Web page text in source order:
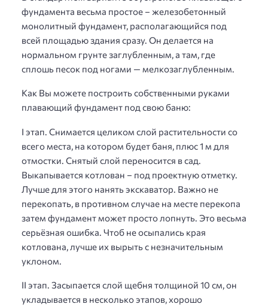
фундамента весьма простое – железобетонный
монолитный фундамент, располагающийся под
всей площадью здания сразу. Он делается на
нормальном грунте заглубленным, а там, где
сплошь песок под ногами — мелкозаглубленным.
Как Вы можете построить собственными руками
плавающий фундамент под свою баню:
I этап. Снимается целиком слой растительности со
всего места, на котором будет баня, плюс 1 м для
отмостки. Снятый слой переносится в сад.
Выкапывается котлован – под проектную отметку.
Лучше для этого нанять экскаватор. Важно не
перекопать, в противном случае на месте перекопа
затем фундамент может просто лопнуть. Это весьма
серьёзная ошибка. Чтоб не осыпались края
котлована, лучше их вырыть с незначительным
уклоном.
II этап. Засыпается слой щебня толщиной 10 см, он
укладывается в несколько этапов, хорошо